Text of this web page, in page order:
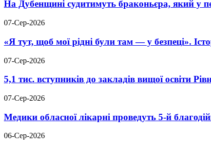
На Дубенщині судитимуть браконьєра, який у
07-Сер-2026
«Я тут, щоб мої рідні були там — у безпеці».
07-Сер-2026
5,1 тис. вступників до закладів вищої освіти
07-Сер-2026
Медики обласної лікарні проведуть 5-й
06-Сер-2026